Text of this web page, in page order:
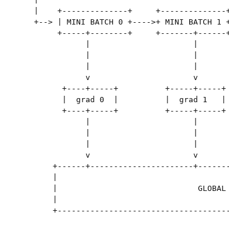
|    +--------------+     +--------------
+--> | MINI BATCH 0 +---->+ MINI BATCH 1
+-----+--------+     +-------
v                      v
+----+-----+          +-----+-----
|  grad 0  |          |  grad 1
+----+-----+          +-----+-----
v                      v
+------+----------------------
|